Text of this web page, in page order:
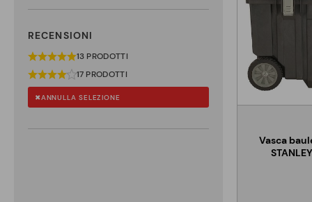
RECENSIONI
13 PRODOTTI
17 PRODOTTI
ANNULLA SELEZIONE
Vasca